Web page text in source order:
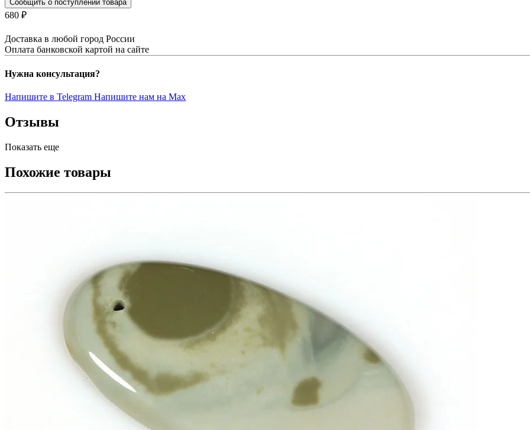
Сообщить о поступлении товара
680 ₽
Доставка в любой город России
Оплата банковской картой на сайте
Нужна консультация?
Напишите в Telegram Напишите нам на Max
Отзывы
Показать еще
Похожие товары